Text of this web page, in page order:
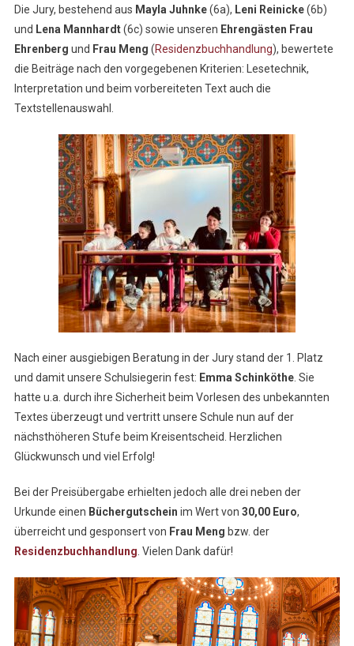
Die Jury, bestehend aus Mayla Juhnke(6a), Leni Reinicke(6b)
und Lena Mannhardt(6c) sowie unseren Ehrengästen Frau
Ehrenberg und Frau Meng (Residenzbuchhandlung), bewertete
die Beiträge nach den vorgegebenen Kriterien: Lesetechnik,
Interpretation und beim vorbereiteten Text auch die
Textstellenauswahl.
Nach einer ausgiebigen Beratung in der Jury stand der 1. Platz
und damit unsere Schulsiegerin fest: Emma Schinköthe. Sie
hatte u.a. durch ihre Sicherheit beim Vorlesen des unbekannten
Textes überzeugt und vertritt unsere Schule nun auf der
nächsthöheren Stufe beim Kreisentscheid. Herzlichen
Glückwunsch und viel Erfolg!
Bei der Preisübergabe erhielten jedoch alle drei neben der
Urkunde einen Büchergutschein im Wert von 30,00 Euro,
überreicht und gesponsert von Frau Meng bzw. der
Residenzbuchhandlung . Vielen Dank dafür!